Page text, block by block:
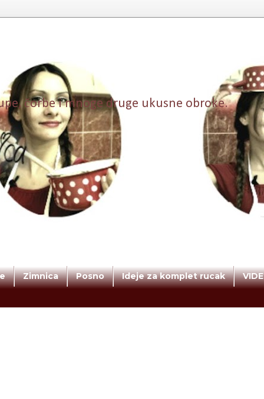
čorbe i mnoge druge ukusne obroke.
Zimnica Posno Ideje za komplet rucak